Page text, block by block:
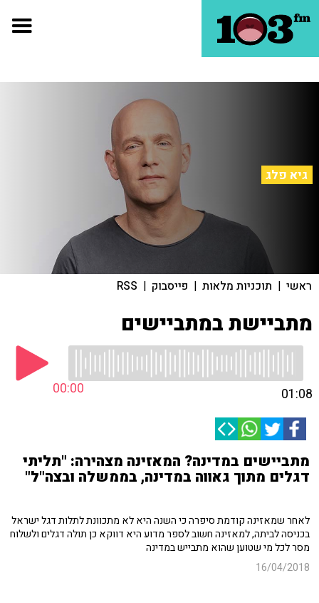
גיא פלג
ראשי | תוכניות מלאות | פייסבוק |
RSS
מתביישת במתביישים
00:00 01:08
מתביישים במדינה? המאזינה מצהירה: "תליתי
דגלים מתוך גאווה במדינה, בממשלה ובצה"ל"
לאחר שמאזינה קודמת סיפרה כי השנה היא לא מתכוונת לתלות דגל ישראל
בכניסה לביתה, למאזינה חשוב לספר מדוע היא דווקא כן תולה דגלים ולשלוח
מסר לכל מי שטוען שהוא מתבייש במדינה
16/04/2018